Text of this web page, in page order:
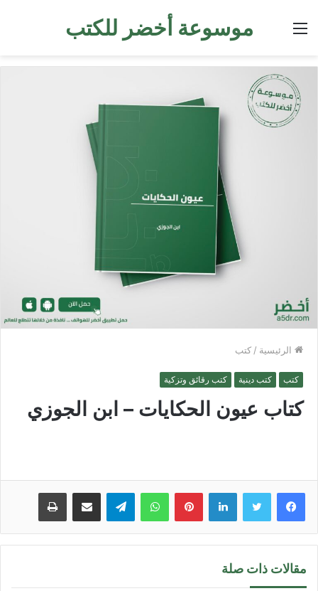
موسوعة أخضر للكتب القائمة
الرئيسية / كتب
كتب كتب دينية كتب رقائق وتزكية
كتاب عيون الحكايات – ابن الجوزي
لينكدإن بينتيريستواتساب تيلقرام مشاركة عبر البريد طباعة
مقالات ذات صلة